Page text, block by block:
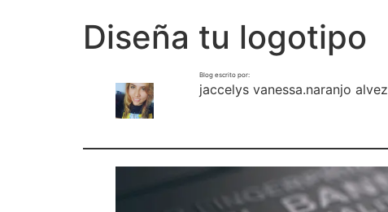
Diseña tu logotipo
Blog escrito por:
jaccelys vanessa.naranjo alvez